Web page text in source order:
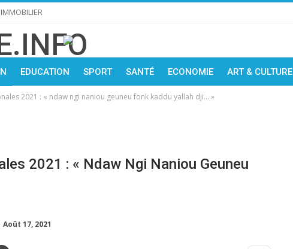
IMMOBILIER
EDUCATION SPORT SANTÉ ECONOMIE ART & CULTURE
2021 : « ndaw ngi naniou geuneu fonk kaddu yallah dji… »
2021 : « Ndaw Ngi Naniou Geuneu
Août 17, 2021